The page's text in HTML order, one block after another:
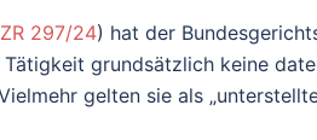
297/24) hat der
grundsätzlich keine
gelten sie als